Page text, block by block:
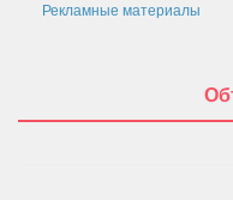
поведению
Обратная
Рекламные материалы